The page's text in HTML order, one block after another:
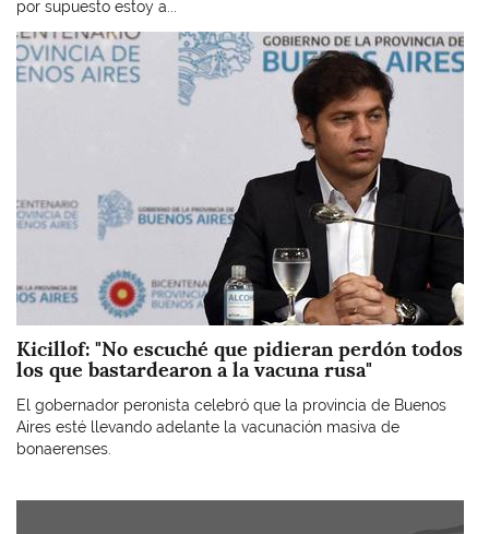
por supuesto estoy a...
Imagen
Kicillof: "No escuché que pidieran perdón todos
los que bastardearon a la vacuna rusa"
El gobernador peronista celebró que la provincia de Buenos
Aires esté llevando adelante la vacunación masiva de
bonaerenses.